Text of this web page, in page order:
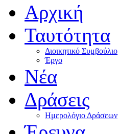
Αρχική
Ταυτότητα
Διοικητικό Συμβούλιο
Έργο
Νέα
Δράσεις
Ημερολόγιο Δράσεων